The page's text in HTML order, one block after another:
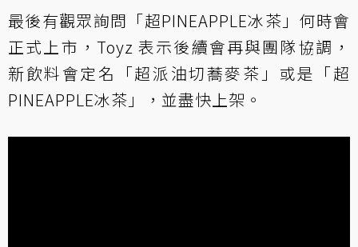
最後有觀眾詢問「超PINEAPPLE冰茶」何時會
正式上市，Toyz 表示後續會再與團隊協調，
新飲料會定名「超派油切蕎麥茶」或是「超
PINEAPPLE冰茶」，並盡快上架。